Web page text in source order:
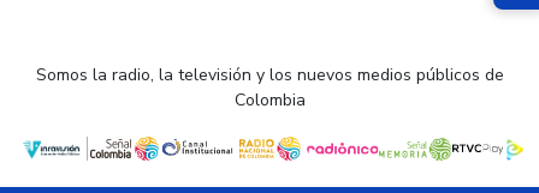
Somos la radio, la televisión y los nuevos medios públicos de
Colombia